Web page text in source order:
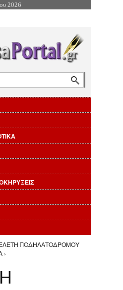
στην Πλοήγηση
2026
ΠΟΔΗΛΑΤΟΔΡΟΜΟΥ
›